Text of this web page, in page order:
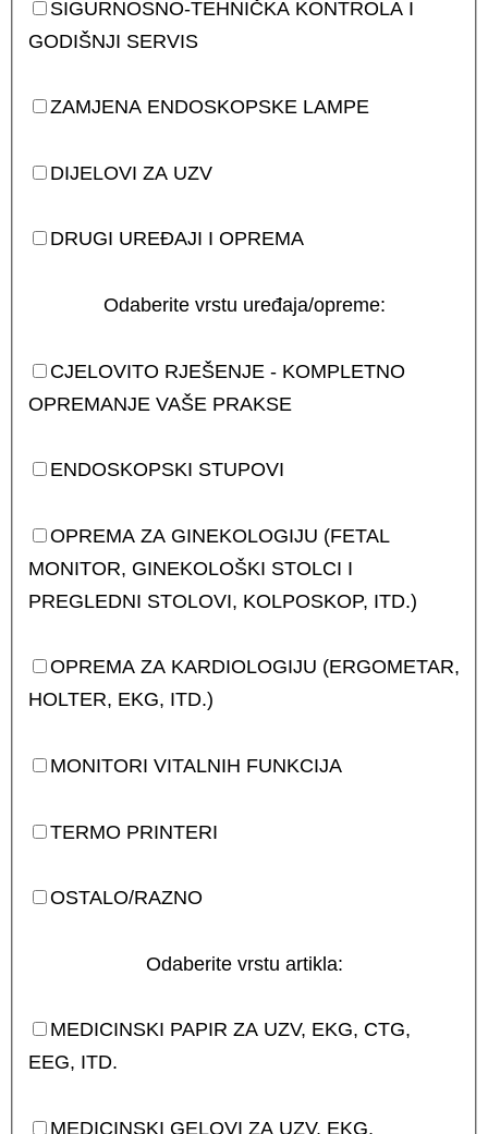
SIGURNOSNO-TEHNIČKA KONTROLA I
GODIŠNJI SERVIS
ZAMJENA ENDOSKOPSKE LAMPE
DIJELOVI ZA UZV
DRUGI UREĐAJI I OPREMA
Odaberite vrstu uređaja/opreme:
CJELOVITO RJEŠENJE - KOMPLETNO
OPREMANJE VAŠE PRAKSE
ENDOSKOPSKI STUPOVI
OPREMA ZA GINEKOLOGIJU (FETAL
MONITOR, GINEKOLOŠKI STOLCI I
PREGLEDNI STOLOVI, KOLPOSKOP, ITD.)
OPREMA ZA KARDIOLOGIJU (ERGOMETAR,
HOLTER, EKG, ITD.)
MONITORI VITALNIH FUNKCIJA
TERMO PRINTERI
OSTALO/RAZNO
Odaberite vrstu artikla:
MEDICINSKI PAPIR ZA UZV, EKG, CTG,
EEG, ITD.
MEDICINSKI GELOVI ZA UZV, EKG,